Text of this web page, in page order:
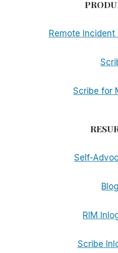
Remote Incident
Scribe for
Self-
RIM
Scribe